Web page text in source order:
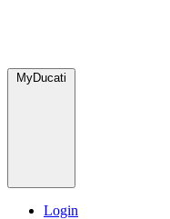
MyDucati
Login